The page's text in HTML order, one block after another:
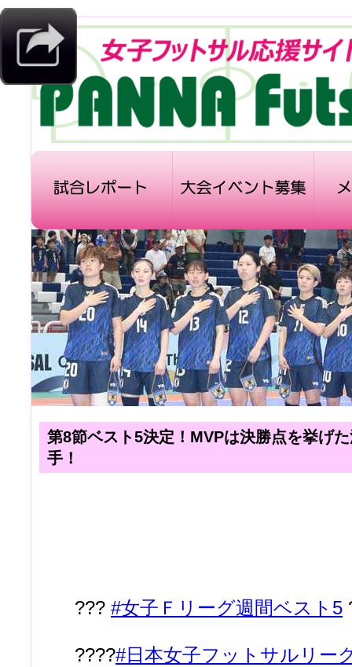
第8節ベスト5決定！MVPは決勝点を挙げ
手！
??? #女子Ｆリーグ週間ベスト5
????#日本女子フットサルリー